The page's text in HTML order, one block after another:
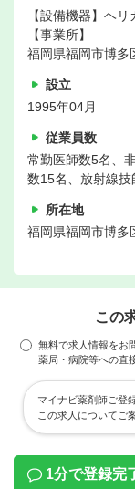
【設備機器】ヘ
【事業所】
福岡県福岡市博多
設立
1995年04月
従業員数
常勤医師数5名、
数15名、放射線
所在地
福岡県福岡市博多
この
無料で求人情報をお
薬局・病院等への直
マイナビ薬剤師ご登
この求人についてご
1分で登録完